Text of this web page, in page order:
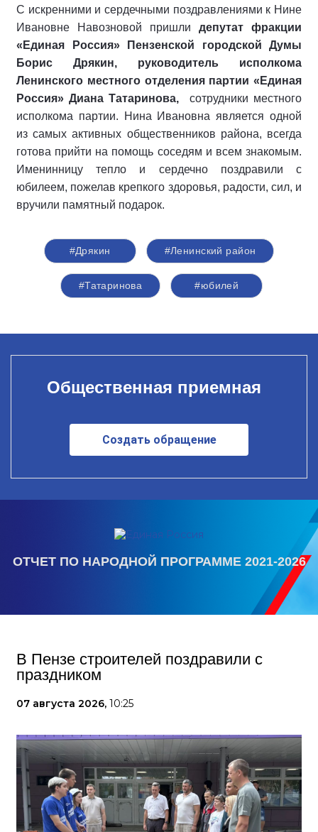
С искренними и сердечными поздравлениями к Нине
Ивановне Навозновой пришли депутат фракции
«Единая Россия» Пензенской городской Думы
Борис Дрякин, руководитель исполкома
Ленинского местного отделения партии «Единая
Россия» Диана Татаринова, сотрудники местного
исполкома партии. Нина Ивановна является одной
из самых активных общественников района, всегда
готова прийти на помощь соседям и всем знакомым.
Именинницу тепло и сердечно поздравили с
юбилеем, пожелав крепкого здоровья, радости, сил, и
вручили памятный подарок.
#Дрякин #Ленинский район
#Татаринова #юбилей
Общественная приемная
Создать обращение
ОТЧЕТ ПО НАРОДНОЙ ПРОГРАММЕ 2021-2026
В Пензе строителей поздравили с
праздником
07 августа 2026, 10:25